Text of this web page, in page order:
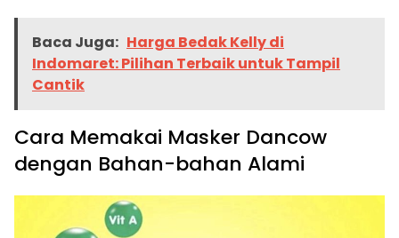
Baca Juga: Harga Bedak Kelly di
Indomaret: Pilihan Terbaik untuk Tampil
Cantik
Cara Memakai Masker Dancow
dengan Bahan-bahan Alami